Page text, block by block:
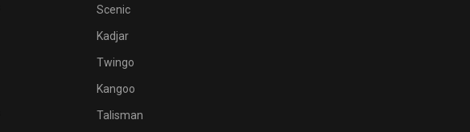
Scenic
Kadjar
Twingo
Kangoo
Talisman